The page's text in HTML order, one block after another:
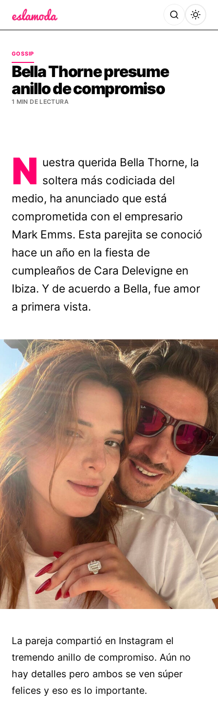
GOSSIP
Bella Thorne presume
anillo de compromiso
1 MIN DE LECTURA
N uestra querida Bella Thorne, la
soltera más codiciada del
medio, ha anunciado que está
comprometida con el empresario
Mark Emms. Esta parejita se conoció
hace un año en la fiesta de
cumpleaños de Cara Delevigne en
Ibiza. Y de acuerdo a Bella, fue amor
a primera vista.
La pareja compartió en Instagram el
tremendo anillo de compromiso. Aún no
hay detalles pero ambos se ven súper
felices y eso es lo importante.